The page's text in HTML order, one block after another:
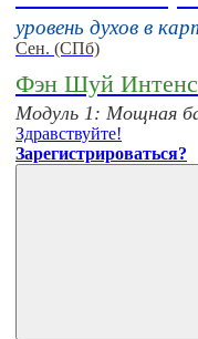
уровень духов в
Сен. (СПб)
Фэн Шуй
Модуль 1: Мощная
Здравствуйте!
Зарегистрироваться?